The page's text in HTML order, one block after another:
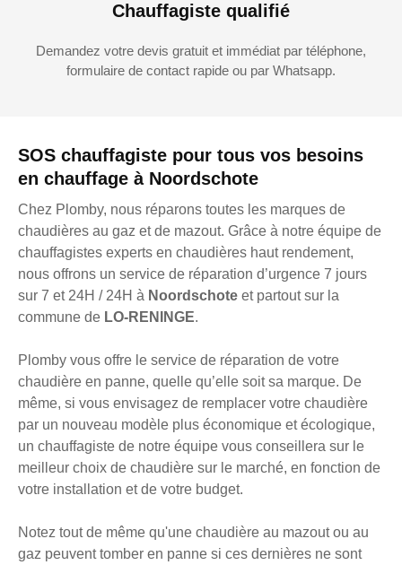
SOS chauffagiste pour tous vos besoins
en chauffage à Noordschote
Chez Plomby, nous réparons toutes les marques de
chaudières au gaz et de mazout. Grâce à notre équipe de
chauffagistes experts en chaudières haut rendement,
nous offrons un service de réparation d’urgence 7 jours
sur 7 et 24H / 24H à Noordschote et partout sur la
commune de LO-RENINGE.
Plomby vous offre le service de réparation de votre
chaudière en panne, quelle qu’elle soit sa marque. De
même, si vous envisagez de remplacer votre chaudière
par un nouveau modèle plus économique et écologique,
un chauffagiste de notre équipe vous conseillera sur le
meilleur choix de chaudière sur le marché, en fonction de
votre installation et de votre budget.
Notez tout de même qu'une chaudière au mazout ou au
gaz peuvent tomber en panne si ces dernières ne sont
Chauffagiste qualifié
Demandez votre devis gratuit et immédiat par téléphone,
formulaire de contact rapide ou par Whatsapp.